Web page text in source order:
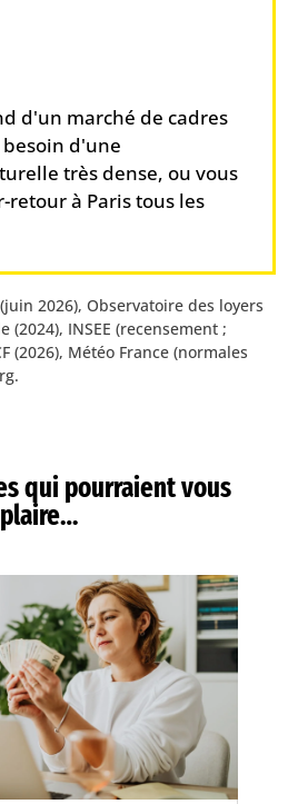
d'un marché de cadres
d'une
très dense, ou vous
à Paris tous les
2026), Observatoire des loyers
INSEE (recensement ;
(2026), Météo France (normales
qui pourraient vous
plaire…